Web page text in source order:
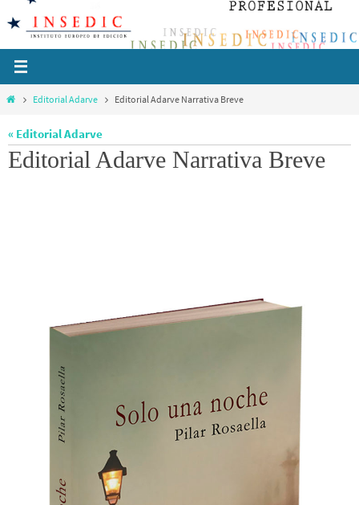
contenido
InicioEditorial Adarve Editorial Adarve Narrativa Breve
« Editorial Adarve
Editorial Adarve Narrativa Breve